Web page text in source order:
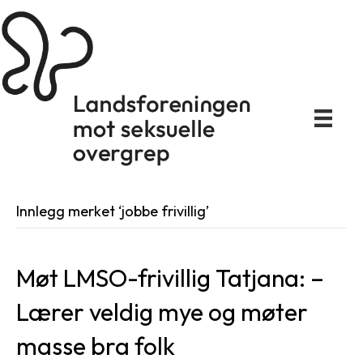
Innlegg merket ‘jobbe frivillig’
Møt LMSO-frivillig Tatjana: –
Lærer veldig mye og møter
masse bra folk